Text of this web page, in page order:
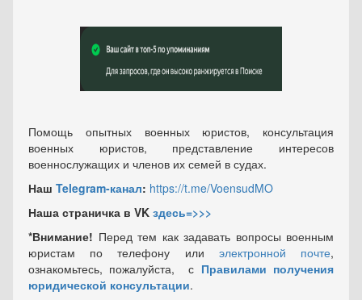
Помощь опытных военных юристов, консультация
военных юристов, представление интересов
военнослужащих и членов их семей в судах.
Наш Telegram-канал: https://t.me/VoensudMO
Наша страничка в VK здесь=>>>
*Внимание! Перед тем как задавать вопросы военным
юристам по телефону или электронной почте,
ознакомьтесь, пожалуйста, с Правилами получения
юридической консультации.